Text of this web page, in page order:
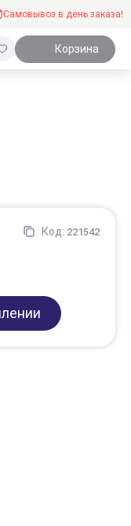
Самовывоз в день заказа!
Корзина
Код: 221542